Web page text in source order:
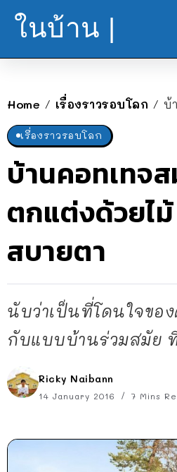
ในบ้าน |
Home / เรื่องราวรอบโลก / บ้าน
เรื่องราวรอบโลก
บ้านคอทเทจ
ตกแต่งด้วยไ
สบายตา
นับว่าเป็นที่โดนใจขอ
กับแบบบ้านร่วมสมัย
Ricky Naibann
14 January 2016 7 Mins